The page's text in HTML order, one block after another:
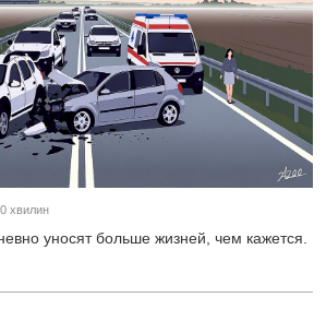
хвилин
уносят больше жизней, чем кажется.